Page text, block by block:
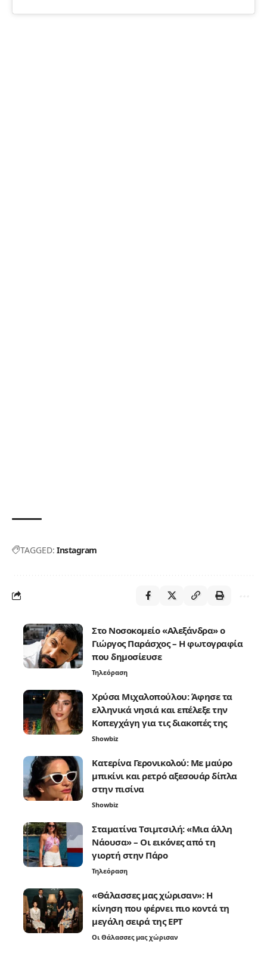
TAGGED: Instagram
Στο Νοσοκομείο «Αλεξάνδρα» ο
Γιώργος Παράσχος – Η φωτογραφία
που δημοσίευσε
Τηλεόραση
Χρύσα Μιχαλοπούλου: Άφησε τα
ελληνικά νησιά και επέλεξε την
Κοπεγχάγη για τις διακοπές της
Showbiz
Κατερίνα Γερονικολού: Με μαύρο
μπικίνι και ρετρό αξεσουάρ δίπλα
στην πισίνα
Showbiz
Σταματίνα Τσιμτσιλή: «Μια άλλη
Νάουσα» – Οι εικόνες από τη
γιορτή στην Πάρο
Τηλεόραση
«Θάλασσες μας χώρισαν»: Η
κίνηση που φέρνει πιο κοντά τη
μεγάλη σειρά της ΕΡΤ
Οι Θάλασσες μας χώρισαν